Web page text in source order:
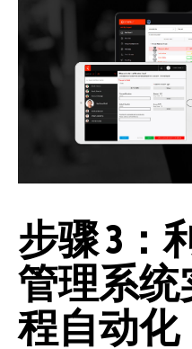
步骤 3：
管理系统
程自动化